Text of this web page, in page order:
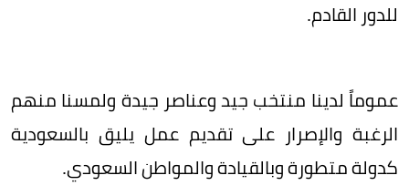
للدور القادم.
عموماً لدينا منتخب جيد وعناصر جيدة ولمسنا منهم
الرغبة والإصرار على تقديم عمل يليق بالسعودية
كدولة متطورة وبالقيادة والمواطن السعودي.